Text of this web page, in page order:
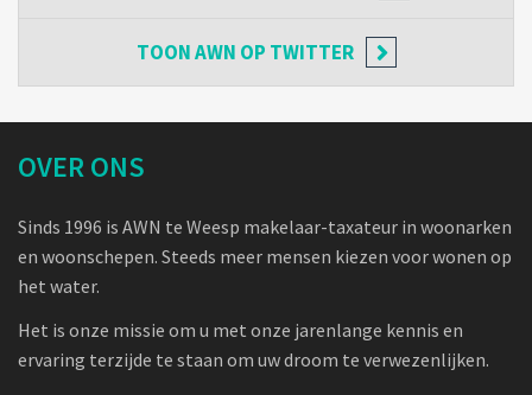
TOONAWN OP TWITTER
OVER ONS
Sinds 1996 is AWN te Weesp makelaar-taxateur in woonarken
en woonschepen. Steeds meer mensen kiezen voor wonen op
het water.
Het is onze missie om u met onze jarenlange kennis en
ervaring terzijde te staan om uw droom te verwezenlijken.